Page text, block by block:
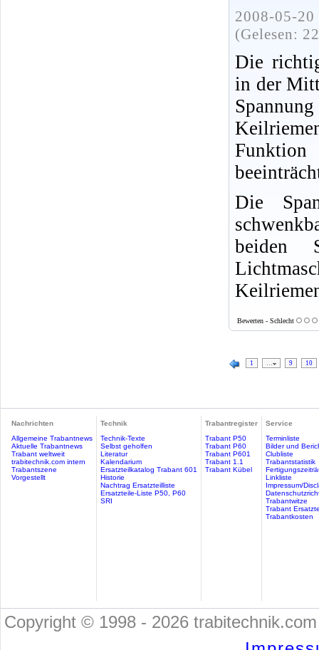
2008-05-
(Gelesen:
Die
in der
Die
beiden
Bewerten - Schlecht
1 9 10
Nachrichten
Allgemeine Trabantnews
Aktuelle Trabantnews
Trabant weltweit
trabitechnik.com intern
Trabantszene
Vorgestellt
Technik
Technik-Texte
Selbst geholfen
Literatur
Kalendarium
Ersatzteilkatalog Trabant 601
Historie
Nachtrag Ersatzteilliste
Ersatzteile-Liste P50, P60
SRI
Trabantregister
Trabant P50
Trabant P60
Trabant P601
Trabant 1.1
Trabant Kübel
Service
Terminliste
Bilder und
Clubliste
Trabantstatistik
Linkliste
Impressum/
Trabantwitze
Trabant
Trabantkosten
Copyright © 1998 - 2026